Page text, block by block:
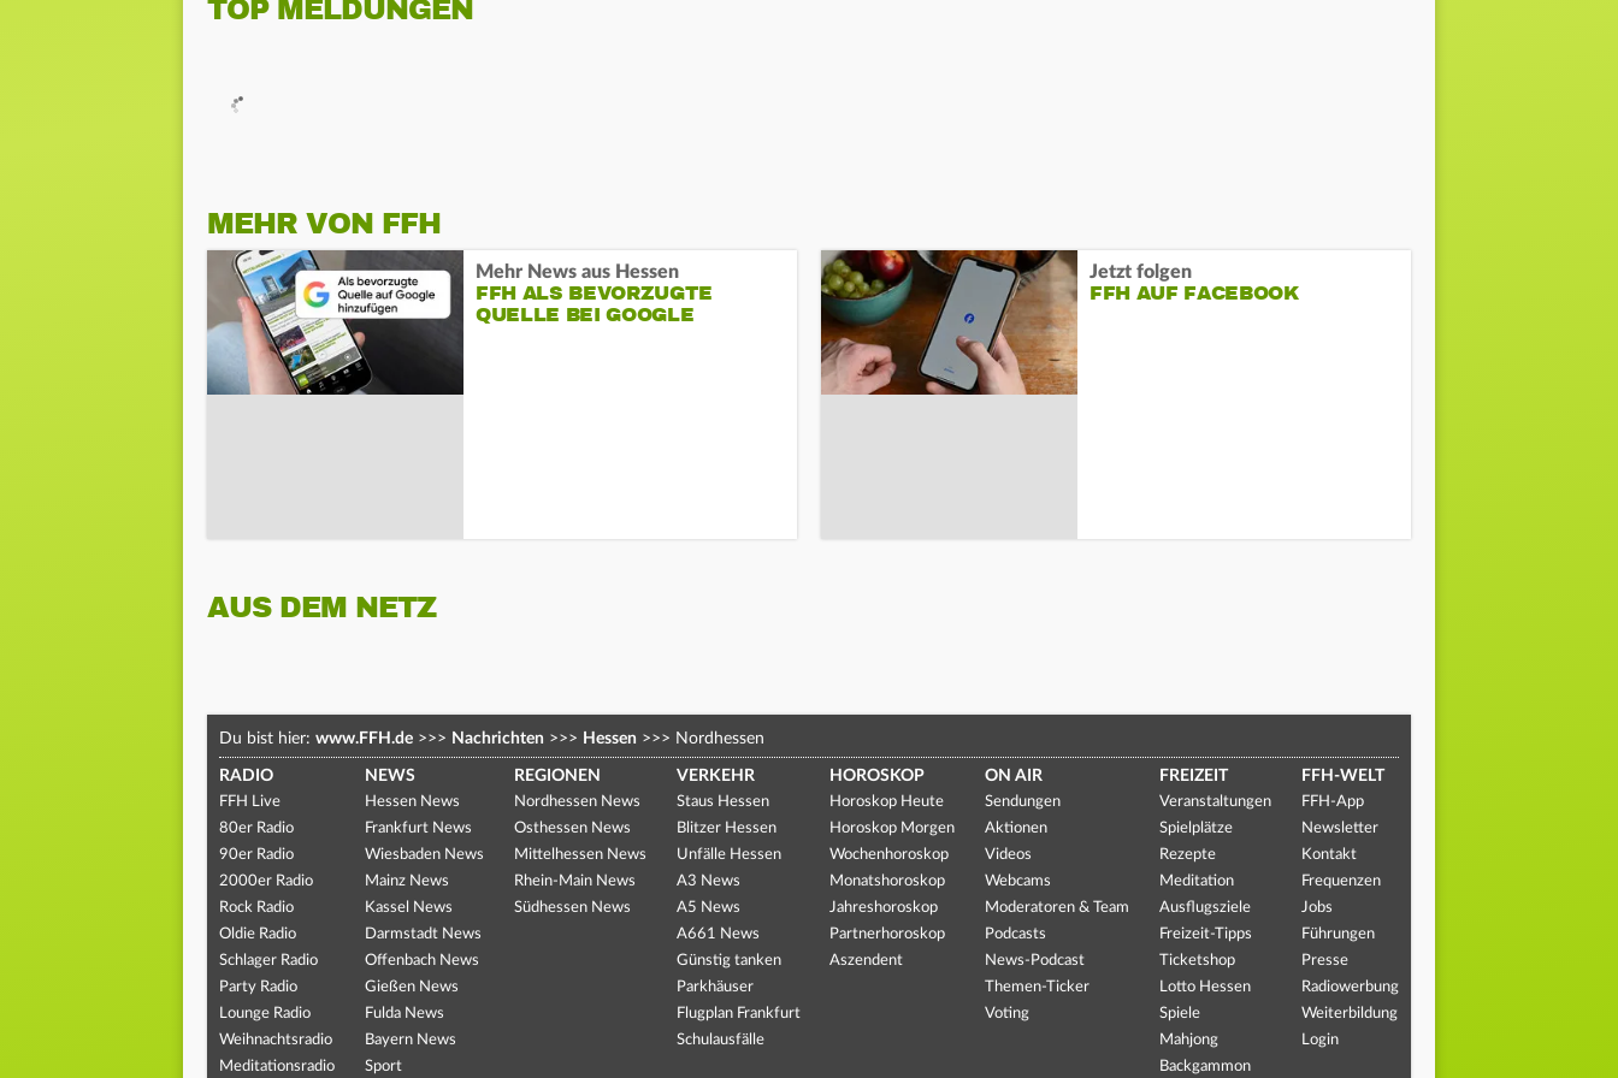
TOP MELDUNGEN
MEHR VON FFH
Mehr News aus Hessen
FFH ALS BEVORZUGTE
QUELLE BEI GOOGLE
Jetzt folgen
FFH AUF FACEBOOK
AUS DEM NETZ
Du bist hier: www.FFH.de >>> Nachrichten >>> Hessen >>> Nordhessen
RADIO
FFH Live
80er Radio
90er Radio
2000er Radio
Rock Radio
Oldie Radio
Schlager Radio
Party Radio
Lounge Radio
Weihnachtsradio
Meditationsradio
NEWS
Hessen News
Frankfurt News
Wiesbaden News
Mainz News
Kassel News
Darmstadt News
Offenbach News
Gießen News
Fulda News
Bayern News
Sport
REGIONEN
Nordhessen News
Osthessen News
Mittelhessen News
Rhein-Main News
Südhessen News
VERKEHR
Staus Hessen
Blitzer Hessen
Unfälle Hessen
A3 News
A5 News
A661 News
Günstig tanken
Parkhäuser
Flugplan Frankfurt
Schulausfälle
HOROSKOP
Horoskop Heute
Horoskop Morgen
Wochenhoroskop
Monatshoroskop
Jahreshoroskop
Partnerhoroskop
Aszendent
ON AIR
Sendungen
Aktionen
Videos
Webcams
Moderatoren & Team
Podcasts
News-Podcast
Themen-Ticker
Voting
FREIZEIT
Veranstaltungen
Spielplätze
Rezepte
Meditation
Ausflugsziele
Freizeit-Tipps
Ticketshop
Lotto Hessen
Spiele
Mahjong
Backgammon
FFH-WELT
FFH-App
Newsletter
Kontakt
Frequenzen
Jobs
Führungen
Presse
Radiowerbung
Weiterbildung
Login